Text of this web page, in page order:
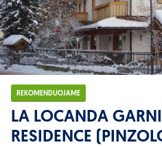
REKOMENDUOJAME
LA LOCANDA
RESIDENCE